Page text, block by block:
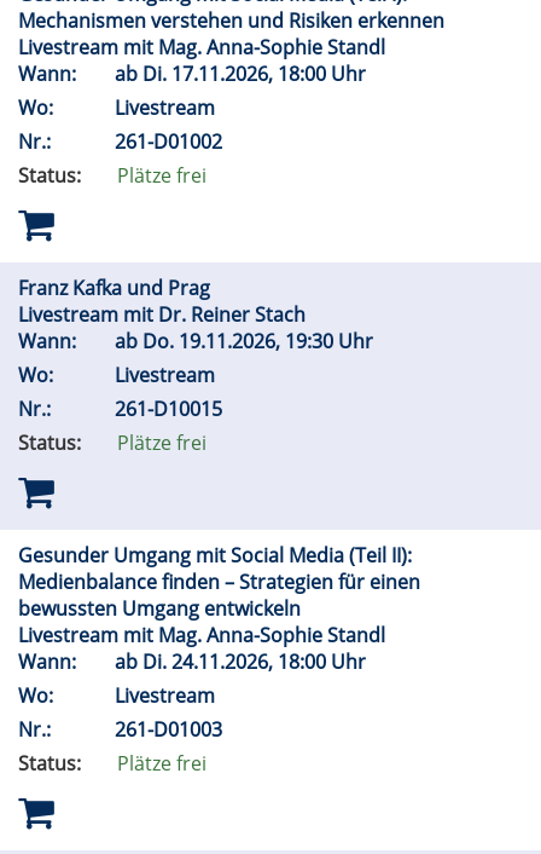
Mechanismen verstehen und Risiken erkennen
Livestream mit Mag. Anna-Sophie Standl
Wann:
ab Di. 17.11.2026, 18:00 Uhr
Wo:
Livestream
Nr.:
261-D01002
Status:
Plätze frei
Franz Kafka und Prag
Livestream mit Dr. Reiner Stach
Wann:
ab Do. 19.11.2026, 19:30 Uhr
Wo:
Livestream
Nr.:
261-D10015
Status:
Plätze frei
Gesunder Umgang mit Social Media (Teil II):
Medienbalance finden – Strategien für einen
bewussten Umgang entwickeln
Livestream mit Mag. Anna-Sophie Standl
Wann:
ab Di.24.11.2026, 18:00 Uhr
Wo:
Livestream
Nr.:
261-D01003
Status:
Plätze frei